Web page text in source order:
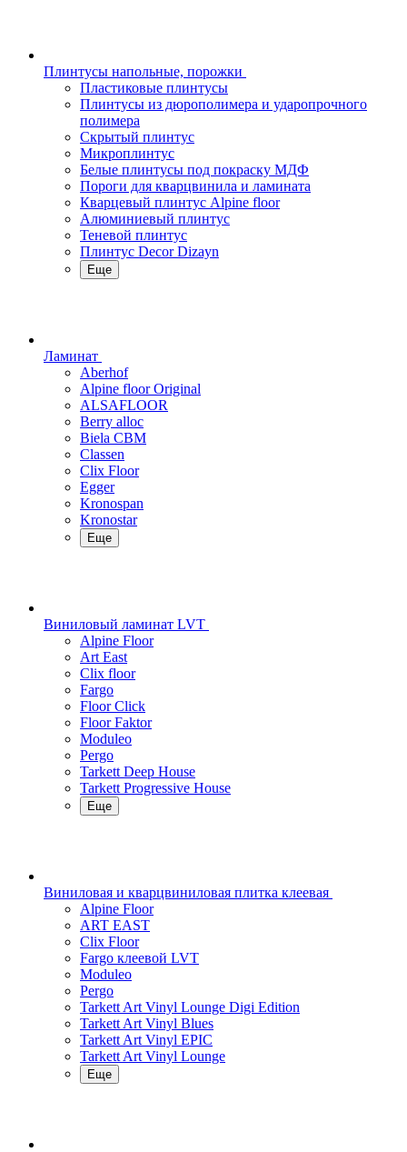
Плинтусы напольные, порожки
Пластиковые плинтусы
Плинтусы из дюрополимера и ударопрочного
полимера
Скрытый плинтус
Микроплинтус
Белые плинтусы под покраску МДФ
Пороги для кварцвинила и ламината
Кварцевый плинтус Alpine floor
Алюминиевый плинтус
Теневой плинтус
Плинтус Decor Dizayn
Еще
Ламинат
Aberhof
Alpine floor Original
ALSAFLOOR
Berry alloc
Biela CBM
Classen
Clix Floor
Egger
Kronospan
Kronostar
Еще
Виниловый ламинат LVT
Alpine Floor
Art East
Clix floor
Fargo
Floor Click
Floor Faktor
Moduleo
Pergo
Tarkett Deep House
Tarkett Progressive House
Еще
Виниловая и кварцвиниловая плитка клеевая
Alpine Floor
ART EAST
Clix Floor
Fargo клеевой LVT
Moduleo
Pergo
Tarkett Art Vinyl Lounge Digi Edition
Tarkett Art Vinyl Blues
Tarkett Art Vinyl EPIC
Tarkett Art Vinyl Lounge
Еще